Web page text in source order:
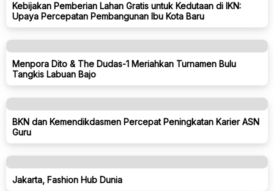
Kebijakan Pemberian Lahan Gratis untuk Kedutaan di IKN:
Upaya Percepatan Pembangunan Ibu Kota Baru
Menpora Dito & The Dudas-1 Meriahkan Turnamen Bulu
Tangkis Labuan Bajo
BKN dan Kemendikdasmen Percepat Peningkatan Karier ASN
Guru
Jakarta, Fashion Hub Dunia